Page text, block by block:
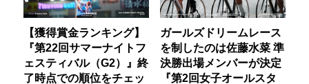
【獲得賞金ランキング】
『第22回サマーナイトフ
ェスティバル（G2）』終
了時点での順位をチェッ
ガールズドリームレース
を制したのは佐藤水菜 準
決勝出場メンバーが決定
『第2回女子オールスタ